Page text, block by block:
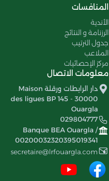
المنافسات
الأندية
الرزنامة و النتائج
جدول الترتيب
الملاعب
مركز الإحصائيات
معلومات الاتصال
دار الرابطات ورقلة Maison
des ligues BP 145 - 30000
Ouargla
029804777
Banque BEA Ouargla /
00200032320395019341
secretaire@lrfouargla.com